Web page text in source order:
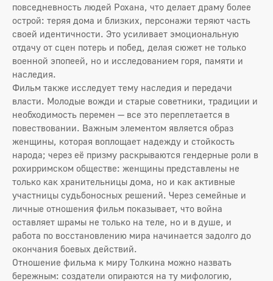
повседневность людей Рохана, что делает драму более
острой: теряя дома и близких, персонажи теряют часть
своей идентичности. Это усиливает эмоциональную
отдачу от сцен потерь и побед, делая сюжет не только
военной эпопеей, но и исследованием горя, памяти и
наследия.
Фильм также исследует тему наследия и передачи
власти. Молодые вожди и старые советники, традиции и
необходимость перемен — все это переплетается в
повествовании. Важным элементом является образ
женщины, которая воплощает надежду и стойкость
народа; через её призму раскрываются гендерные роли в
рохирримском обществе: женщины представлены не
только как хранительницы дома, но и как активные
участницы судьбоносных решений. Через семейные и
личные отношения фильм показывает, что война
оставляет шрамы не только на теле, но и в душе, и
работа по восстановлению мира начинается задолго до
окончания боевых действий.
Отношение фильма к миру Толкина можно назвать
бережным: создатели опираются на ту мифологию,